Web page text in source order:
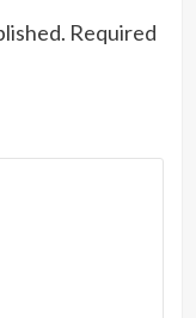
Required